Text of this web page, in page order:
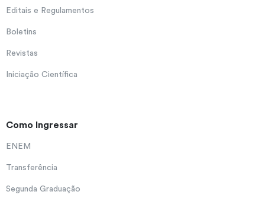
Editais e Regulamentos
Boletins
Revistas
Iniciação Científica
Como Ingressar
ENEM
Transferência
Segunda Graduação